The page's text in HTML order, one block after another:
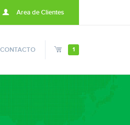
Area de Clientes
CONTACTO 1